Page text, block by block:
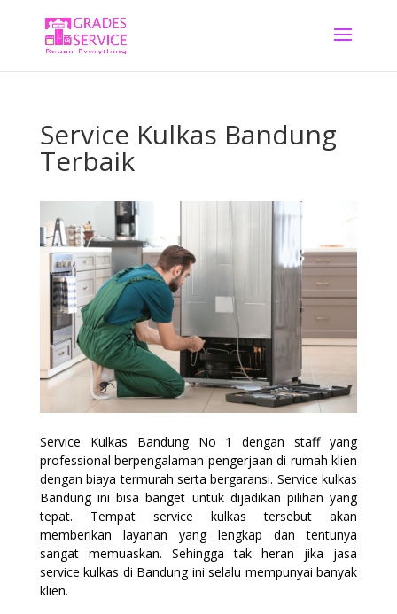
Service Kulkas Bandung
Terbaik
Service Kulkas Bandung No 1 dengan staff yang
professional berpengalaman pengerjaan di rumah klien
dengan biaya termurah serta bergaransi. Service kulkas
Bandung ini bisa banget untuk dijadikan pilihan yang
tepat. Tempat service kulkas tersebut akan
memberikan layanan yang lengkap dan tentunya
sangat memuaskan. Sehingga tak heran jika jasa
service kulkas di Bandung ini selalu mempunyai banyak
klien.